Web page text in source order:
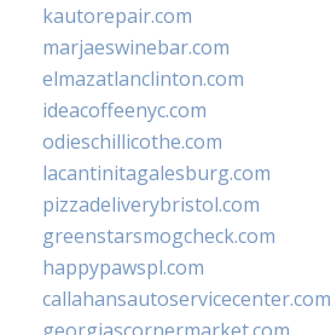
kautorepair.com
marjaeswinebar.com
elmazatlanclinton.com
ideacoffeenyc.com
odieschillicothe.com
lacantinitagalesburg.com
pizzadeliverybristol.com
greenstarsmogcheck.com
happypawspl.com
callahansautoservicecenter.com